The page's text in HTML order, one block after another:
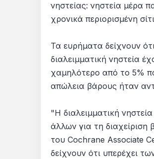
νηστείας: νηστεία μέρα
χρονικά περιορισμένη
Τα ευρήματα δείχνουν
διαλειμματική νηστεία
χαμηλότερο από το 5%
απώλεια βάρους ήταν
"Η διαλειμματική
άλλων για τη διαχείριση
του Cochrane Associate
δείχνουν ότι υπερέχει